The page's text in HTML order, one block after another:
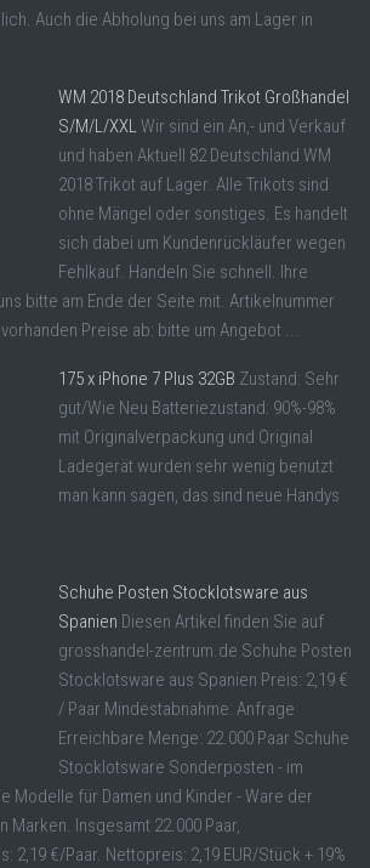
Auch die Abholung bei uns am Lager in
WM 2018 Deutschland Trikot Großhandel
S/M/L/XXLWir sind ein An,- und Verkauf
und haben Aktuell 82 Deutschland WM
2018 Trikot auf Lager. Alle Trikots sind
ohne Mängel oder sonstiges. Es handelt
sich dabei um Kundenrückläufer wegen
Fehlkauf. Handeln Sie schnell. Ihre
bitte am Ende der Seite mit. Artikelnummer
Preise ab: bitte um Angebot ...
175 x iPhone 7 Plus 32GB Zustand: Sehr
gut/Wie Neu Batteriezustand: 90%-98%
mit Originalverpackung und Original
Ladegerät wurden sehr wenig benutzt
man kann sagen, das sind neue Handys
Schuhe Posten Stocklotsware aus
Spanien Diesen Artikel finden Sie auf
grosshandel-zentrum.de Schuhe Posten
Stocklotsware aus Spanien Preis: 2,19 €
/ Paar Mindestabnahme: Anfrage
Erreichbare Menge: 22.000 Paar Schuhe
Stocklotsware Sonderposten - im
Modelle für Damen und Kinder - Ware der
Marken. Insgesamt 22.000 Paar,
2,19 €/Paar. Nettopreis: 2,19 EUR/Stück + 19%